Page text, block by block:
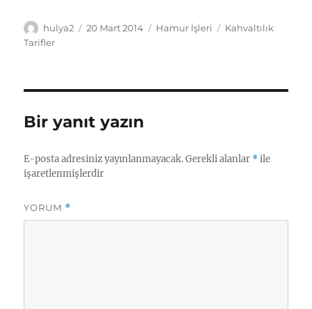
Yazar
hulya2
Yayın
20 Mart 2014 Kategoriler
Hamur İşleri Etiketler
Kahvaltılık
Tarifler
Bir yanıt yazın
E-posta adresiniz yayınlanmayacak. Gerekli alanlar *ile
işaretlenmişlerdir
YORUM *